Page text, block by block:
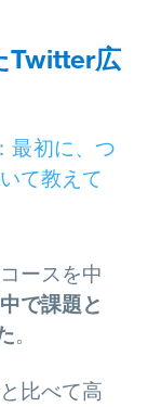
Twitter広
：最初に、つ
て教えて
ースを中
で課題と
。
比べて高